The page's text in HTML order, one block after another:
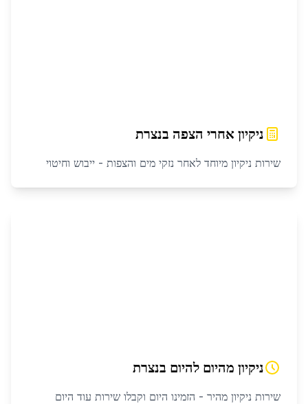
ניקיון אחרי הצפה בנצרת
שירות ניקיון מיוחד לאחר נזקי מים והצפות - ייבוש וחיטוי
ניקיון מהיום להיום בנצרת
שירות ניקיון מהיר - הזמינו היום וקבלו שירות עוד היום